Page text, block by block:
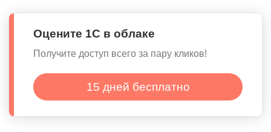
Оцените 1С в облаке
Получите доступ всего за пару кликов!
15 дней бесплатно